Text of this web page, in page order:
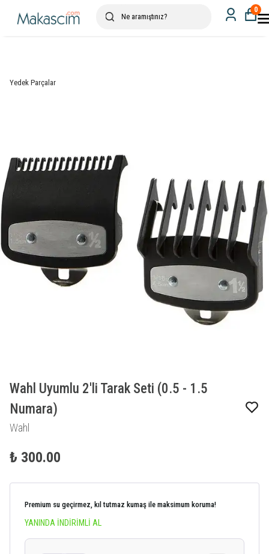
0
Yedek Parçalar
Wahl
Wahl Uyumlu 2'li Tarak Seti (0.5 - 1.5
Numara)
₺ 300.00
Premium su geçirmez, kıl tutmaz kumaş ile maksimum koruma!
YANINDA İNDİRİMLİ AL